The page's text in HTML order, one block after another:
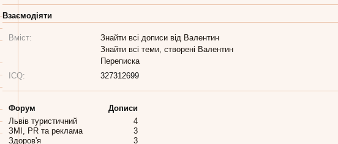
Взаємодіяти
Вміст:
Знайти всі дописи від Валентин
Знайти всі теми, створені Валентин
Переписка
ICQ:
327312699
Форум
Дописи
Львів туристичний
4
ЗМІ, PR та реклама
3
Здоров'я
3